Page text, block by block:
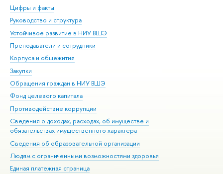
Цифры и факты
Руководство и структура
Устойчивое развитие в НИУ ВШЭ
Преподаватели и сотрудники
Корпуса и общежития
Закупки
Обращения граждан в НИУ ВШЭ
Фонд целевого капитала
Противодействие коррупции
Сведения о доходах, расходах, об имуществе и
обязательствах имущественного характера
Сведения об образовательной организации
Людям с ограниченными возможностями здоровья
Единая платежная страница